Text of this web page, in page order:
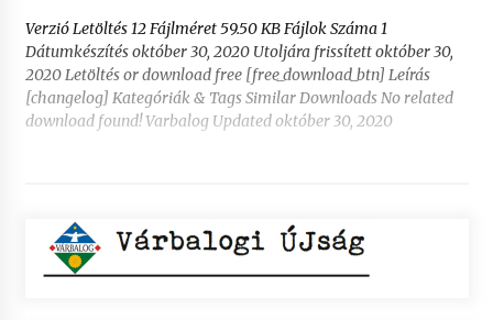
Verzió Letöltés 12 Fájlméret 59.50 KB Fájlok Száma 1
Dátumkészítés október 30, 2020 Utoljára frissített október 30,
2020 Letöltés or download free [free_download_btn] Leírás
[changelog] Kategóriák & Tags Similar Downloads No related
download found! Varbalog Updated október 30, 2020